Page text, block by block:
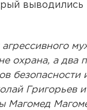
выводились
охрана, а два
безопасности
Григорьев и
Магомед